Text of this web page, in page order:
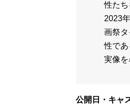
性たち
2023
画祭
性で
実像を
公開日・キャ